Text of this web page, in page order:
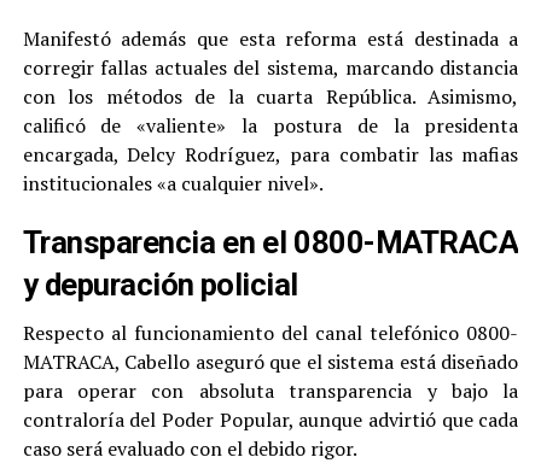
Manifestó además que esta reforma está destinada a
corregir fallas actuales del sistema, marcando distancia
con los métodos de la cuarta República. Asimismo,
calificó de «valiente» la postura de la presidenta
encargada, Delcy Rodríguez, para combatir las mafias
institucionales «a cualquier nivel».
Transparencia en el 0800-MATRACA
y depuración policial
Respecto al funcionamiento del canal telefónico 0800-
MATRACA, Cabello aseguró que el sistema está diseñado
para operar con absoluta transparencia y bajo la
contraloría del Poder Popular, aunque advirtió que cada
caso será evaluado con el debido rigor.